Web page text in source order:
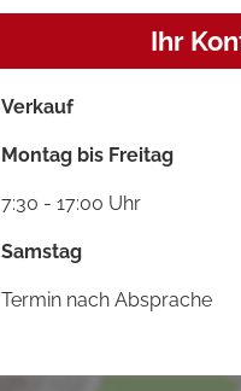
Ihr
Verkauf
Montag bis Freitag
7:30 - 17:00 Uhr
Samstag
Termin nach Absprache